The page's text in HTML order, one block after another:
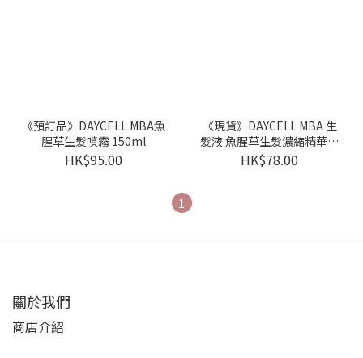
《預訂品》DAYCELL MBA魚
腥草生髮噴霧 150ml
HK$95.00
《現貨》DAYCELL MBA 生
髮液 魚腥草生髮濃縮精華滾
珠
HK$78.00
1
關於我們
商店介紹